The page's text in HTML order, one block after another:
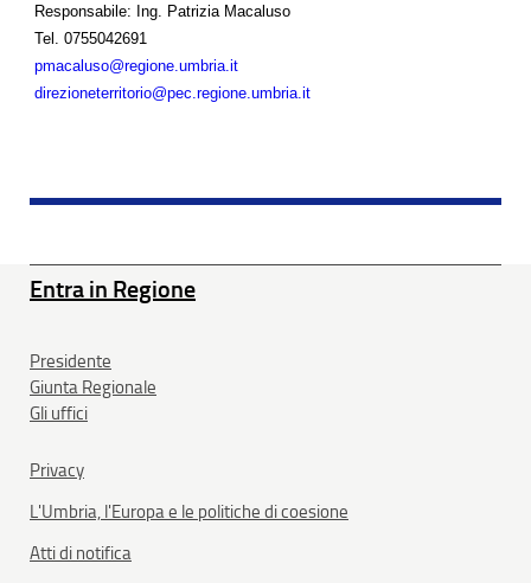
Responsabile: Ing. Patrizia Macaluso
Tel.
0755042691
pmacaluso@regione.umbria.it
direzioneterritorio@pec.regione.umbria.it
Entra in Regione
Presidente
Giunta Regionale
Gli uffici
Privacy
L'Umbria, l'Europa e le politiche di coesione
Atti di notifica